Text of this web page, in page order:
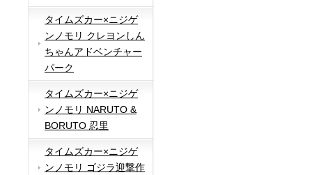
タイムズカー×ニジゲ
ンノモリ クレヨンしん
ちゃんアドベンチャー
パーク
タイムズカー×ニジゲ
ンノモリ NARUTO &
BORUTO 忍里
タイムズカー×ニジゲ
ンノモリ ゴジラ迎撃作